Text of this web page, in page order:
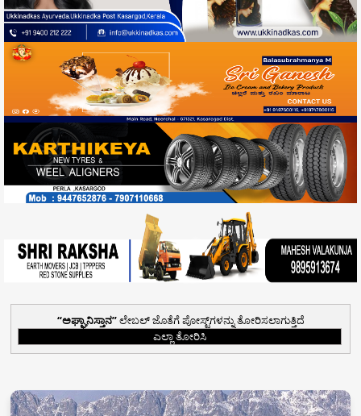
ಅಘ್ಘಾನಿಸ್ತಾನ ಲೇಬಲ್ ಜೊತೆಗೆ ಪೋಸ್ಟ್‌ಗಳನ್ನು ತೋರಿಸಲಾಗುತ್ತಿದೆ
ಎಲ್ಲಾ ತೋರಿಸಿ